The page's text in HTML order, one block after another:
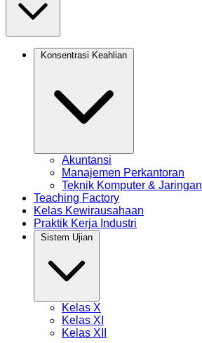
Akuntansi
Manajemen Perkantoran
Teknik Komputer & Jaringan
Teaching Factory
Kelas Kewirausahaan
Praktik Kerja Industri
Kelas X
Kelas XI
Kelas XII